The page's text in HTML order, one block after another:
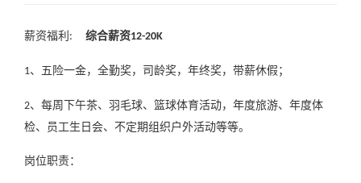
薪资福利 : 综合薪资12-20K
1、五险一金，全勤奖， 司 龄奖，年终奖，带薪休假；
2、每周下午茶、羽毛球、篮球体育活动，年度旅游、年度体
检、员工生日会、不定期组织户外活动等等。
岗位职责：